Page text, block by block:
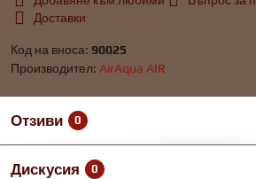
Доставки
Код на вноса: 90025
Производител: AirAqua AIR
Отзиви 0
Дискусия 0